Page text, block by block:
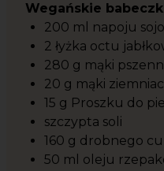
Wegańskie
200 ml napoju
2 łyżka octu
280 g mąki
20 g mąki
15 g Proszku do
szczypta soli
160 g drobnego
50 ml oleju